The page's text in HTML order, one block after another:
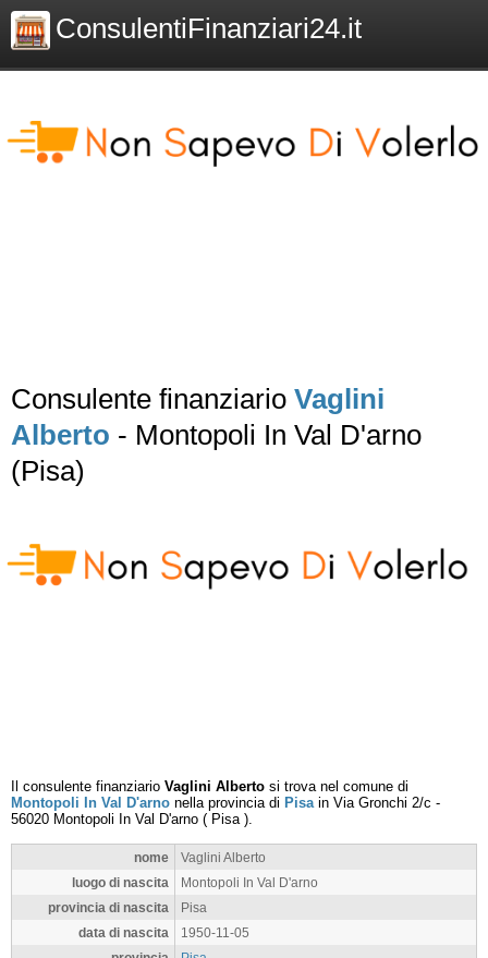
ConsulentiFinanziari24.it
Consulente finanziario Vaglini
Alberto - Montopoli In Val D'arno
(Pisa)
Il consulente finanziario Vaglini Alberto si trova nel comune di
Montopoli In Val D'arno nella provincia di Pisain Via Gronchi 2/c -
56020 Montopoli In Val D'arno ( Pisa).
nome
Vaglini Alberto
luogo di nascita
Montopoli In Val D'arno
provincia di nascita
Pisa
data di nascita
1950-11-05